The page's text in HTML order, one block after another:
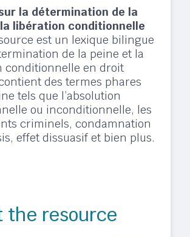
la détermination de la
libération conditionnelle
est un lexique bilingue
de la peine et la
conditionnelle en droit
des termes phares
tels que l’absolution
ou inconditionnelle, les
criminels, condamnation
effet dissuasif et bien plus.
the resource